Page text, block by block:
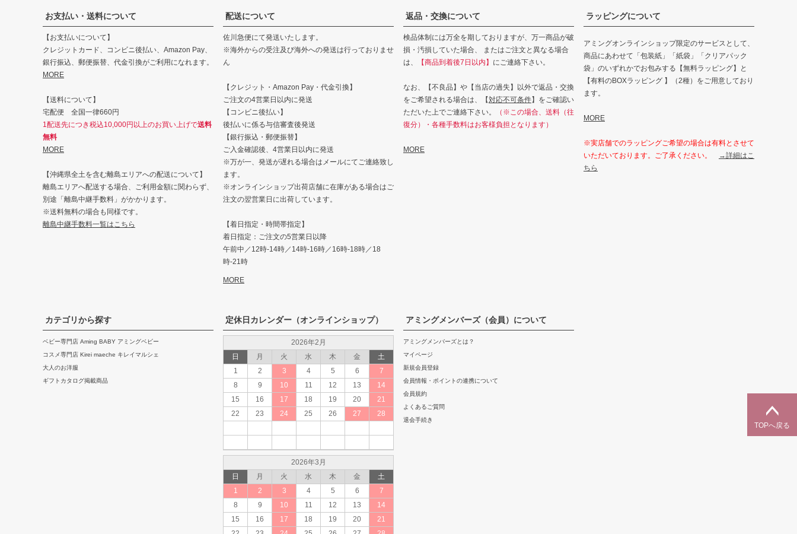
TOPへ戻る
お支払い・送料について
【お支払いについて】
クレジットカード、コンビニ後払い、Amazon Pay、
銀行振込、郵便振替、代金引換がご利用になれます。
MORE
【送料について】
宅配便 全国一律660円
1配送先につき税込10,000円以上のお買い上げで送料
無料
MORE
【沖縄県全土を含む離島エリアへの配送について】
離島エリアへ配送する場合、ご利用金額に関わらず、
別途「離島中継手数料」がかかります。
※送料無料の場合も同様です。
離島中継手数料一覧はこちら
配送について
佐川急便にて発送いたします。
※海外からの受注及び海外への発送は行っておりませ
ん
【クレジット・Amazon Pay・代金引換】
ご注文の4営業日以内に発送
【コンビニ後払い】
後払いに係る与信審査後発送
【銀行振込・郵便振替】
ご入金確認後、4営業日以内に発送
※万が一、発送が遅れる場合はメールにてご連絡致し
ます。
※オンラインショップ出荷店舗に在庫がある場合はご
注文の翌営業日に出荷しています。
【着日指定・時間帯指定】
着日指定：ご注文の5営業日以降
午前中／12時-14時／14時-16時／16時-18時／18
時-21時
MORE
返品・交換について
検品体制には万全を期しておりますが、万一商品が破
損・汚損していた場合、 またはご注文と異なる場合
は、
【商品到着後7日以内】 にご連絡下さい。
なお、【不良品】や【当店の過失】以外で返品・交換
をご希望される場合は、【対応不可条件】をご確認い
ただいた上でご連絡下さい。
（※この場合、送料（往
復分）・各種手数料はお客様負担となります）
MORE
ラッピングについて
アミングオンラインショップ限定のサービスとして、
商品にあわせて「包装紙」「紙袋」「クリアパック
袋」のいずれかでお包みする【無料ラッピング】と
【有料のBOXラッピング 】（2種）をご用意しており
ます。
MORE
※実店舗でのラッピングご希望の場合は有料とさせて
いただいております。ご了承ください。
→詳細はこ
ちら
カテゴリから探す
ベビー専門店 Aming BABY アミングベビー
コスメ専門店 Kirei maeche キレイマルシェ
大人のお洋服
ギフトカタログ掲載商品
定休日カレンダー（オンラインショップ）
2026年2月
日
月 火 水 木 金
土
1
2 3 4 5 6
7
8
9 10 11 12 13
14
15
16 17 18 19 20
21
22
23 24 25 26 27 28
2026年3月
日
月 火 水 木 金
土
1
2 3 4 5 6
7
8
9 10 11 12 13
14
15
16 17 18 19 20
21
アミングメンバーズ（会員）について
アミングメンバーズとは？
マイページ
新規会員登録
会員情報・ポイントの連携について
会員規約
よくあるご質問
退会手続き